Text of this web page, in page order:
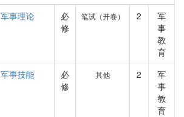
军事理论
必
修
笔试（开卷） 2
军
事
教
育
军事技能
必
修
其他 2
军
事
教
育